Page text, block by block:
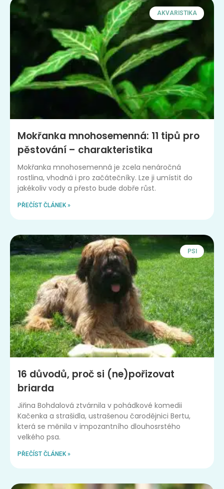
AKVARISTIKA
Mokřanka mnohosemenná: 11 tipů pro
pěstování – charakteristika
Mokřanka mnohosemenná je zcela nenáročná
rostlina, vhodná i pro začátečníky. Lze ji umístit do
jakékoliv vody a přesto bude dobře růst.
PŘEČÍST ČLÁNEK »
PSI
16 důvodů, proč si (ne)pořizovat
briarda
Jiřina Bohdalová ztvárnila v pohádkové komedii
Kačenka a strašidla, ustrašenou čarodějnici Bertu,
která se měnila v impozantního dlouhosrstého
velkého psa.
PŘEČÍST ČLÁNEK »